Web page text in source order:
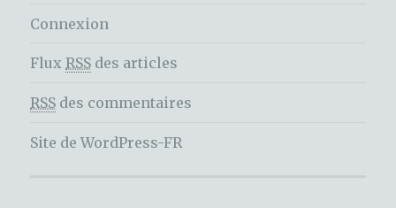
Connexion
Flux RSS des articles
RSS des commentaires
Site de WordPress-FR